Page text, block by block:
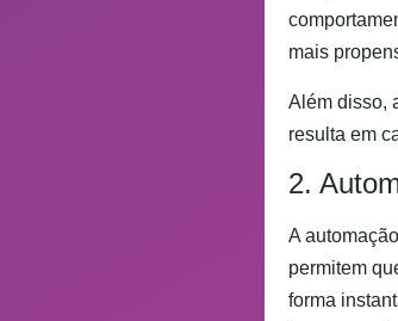
mais
Além disso,
resulta em
2.
A
permitem
forma